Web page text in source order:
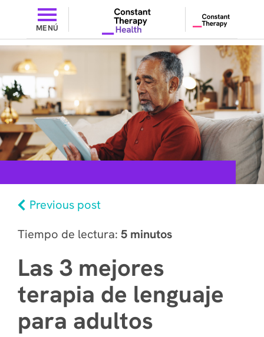
MENÚ
Previous post
Tiempo de lectura: 5 minutos
Las 3 mejores
terapia de lenguaje
para adultos